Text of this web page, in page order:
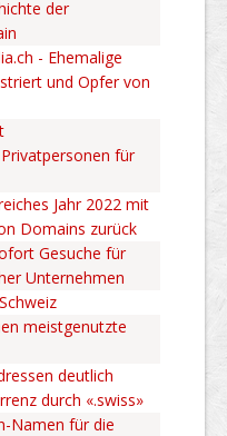
der
- Ehemalige
und Opfer von
für
Jahr 2022 mit
Domains zurück
Gesuche für
Unternehmen
meistgenutzte
deutlich
durch «.swiss»
Namen für die